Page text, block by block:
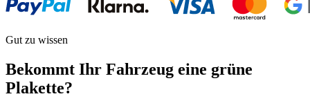
Gut zu wissen
Bekommt Ihr Fahrzeug eine grüne
Plakette?